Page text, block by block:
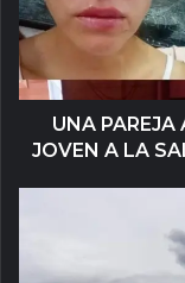
UNA PAREJA
JOVEN A LA